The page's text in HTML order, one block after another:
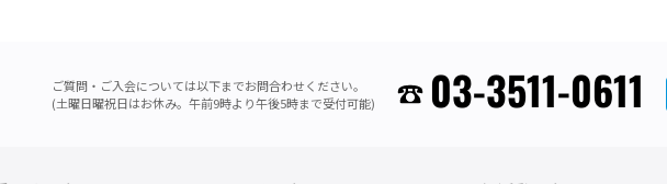
ご質問・ご入会については以下までお問合わせください。
(土曜日曜祝日はお休み。午前9時より午後5時まで受付可能)
03-3511-0611